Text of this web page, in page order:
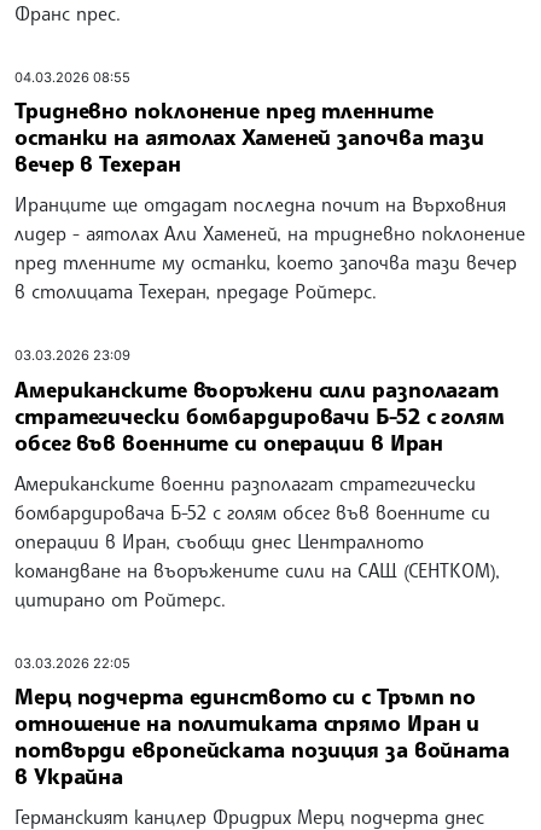
Франс прес.
04.03.2026 08:55
Тридневно поклонение пред тленните
останки на аятолах Хаменей започва тази
вечер в Техеран
Иранците ще отдадат последна почит на Върховния
лидер - аятолах Али Хаменей, на тридневно поклонение
пред тленните му останки, което започва тази вечер
в столицата Техеран, предаде Ройтерс.
03.03.2026 23:09
Американските въоръжени сили разполагат
стратегически бомбардировачи Б-52 с голям
обсег във военните си операции в Иран
Американските военни разполагат стратегически
бомбардировача Б-52 с голям обсег във военните си
операции в Иран, съобщи днес Централното
командване на въоръжените сили на САЩ (СЕНТКОМ),
цитирано от Ройтерс.
03.03.2026 22:05
Мерц подчерта единството си с Тръмп по
отношение на политиката спрямо Иран и
потвърди европейската позиция за войната
в Украйна
Германският канцлер Фридрих Мерц подчерта днес